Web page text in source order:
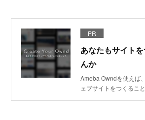
PR
あなたもサイト
んか
Ameba Owndを使えば
ェブサイトをつくるこ